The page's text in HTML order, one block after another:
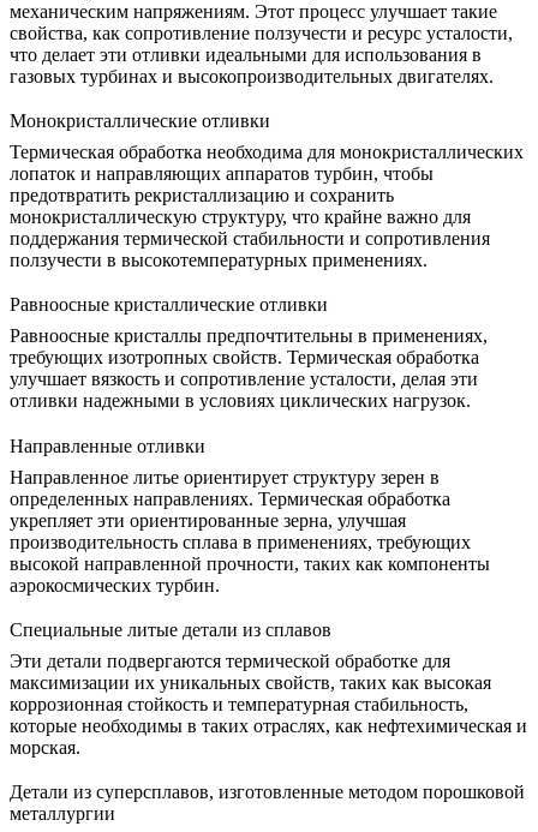
механическим напряжениям. Этот процесс улучшает такие
свойства, как сопротивление ползучести и ресурс усталости,
что делает эти отливки идеальными для использования в
газовых турбинах и высокопроизводительных двигателях.
Монокристаллические отливки
Термическая обработка необходима для монокристаллических
лопаток и направляющих аппаратов турбин, чтобы
предотвратить рекристаллизацию и сохранить
монокристаллическую структуру, что крайне важно для
поддержания термической стабильности и сопротивления
ползучести в высокотемпературных применениях.
Равноосные кристаллические отливки
Равноосные кристаллы предпочтительны в применениях,
требующих изотропных свойств. Термическая обработка
улучшает вязкость и сопротивление усталости, делая эти
отливки надежными в условиях циклических нагрузок.
Направленные отливки
Направленное литье ориентирует структуру зерен в
определенных направлениях. Термическая обработка
укрепляет эти ориентированные зерна, улучшая
производительность сплава в применениях, требующих
высокой направленной прочности, таких как компоненты
аэрокосмических турбин.
Специальные литые детали из сплавов
Эти детали подвергаются термической обработке для
максимизации их уникальных свойств, таких как высокая
коррозионная стойкость и температурная стабильность,
которые необходимы в таких отраслях, как нефтехимическая и
морская.
Детали из суперсплавов, изготовленные методом порошковой
металлургии